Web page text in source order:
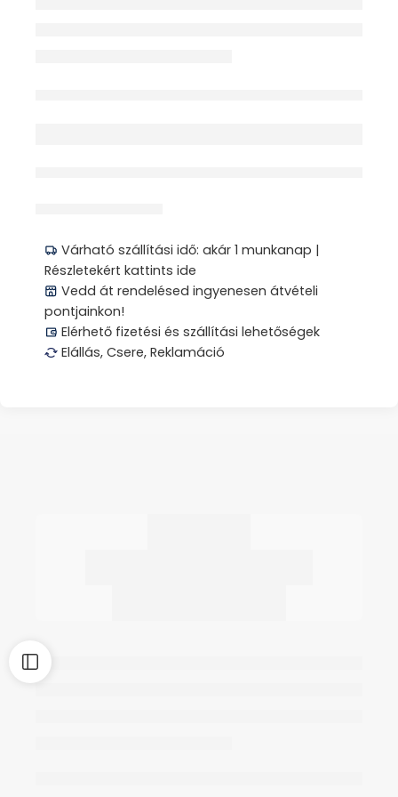
Várható szállítási idő: akár 1 munkanap |
Részletekért kattints ide
Vedd át rendelésed ingyenesen átvételi
pontjainkon!
Elérhető fizetési és szállítási lehetőségek
Elállás, Csere, Reklamáció